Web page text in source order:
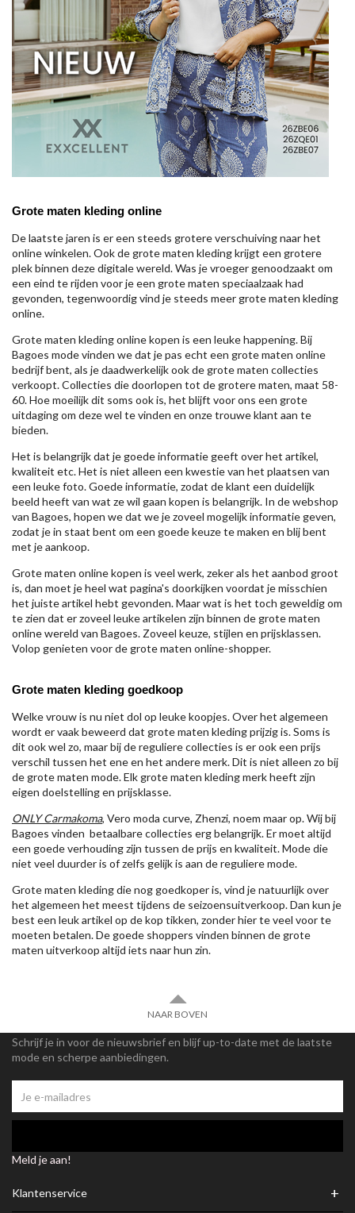
Grote maten kleding online
De laatste jaren is er een steeds grotere verschuiving naar het
online winkelen. Ook de grote maten kleding krijgt een grotere
plek binnen deze digitale wereld. Was je vroeger genoodzaakt om
een eind te rijden voor je een grote maten speciaalzaak had
gevonden, tegenwoordig vind je steeds meer grote maten kleding
online.
Grote maten kleding online kopen is een leuke happening. Bij
Bagoes mode vinden we dat je pas echt een grote maten online
bedrijf bent, als je daadwerkelijk ook de grote maten collecties
verkoopt. Collecties die doorlopen tot de grotere maten, maat 58-
60. Hoe moeilijk dit soms ook is, het blijft voor ons een grote
uitdaging om deze wel te vinden en onze trouwe klant aan te
bieden.
Het is belangrijk dat je goede informatie geeft over het artikel,
kwaliteit etc. Het is niet alleen een kwestie van het plaatsen van
een leuke foto. Goede informatie, zodat de klant een duidelijk
beeld heeft van wat ze wil gaan kopen is belangrijk. In de webshop
van Bagoes, hopen we dat we je zoveel mogelijk informatie geven,
zodat je in staat bent om een goede keuze te maken en blij bent
met je aankoop.
Grote maten online kopen is veel werk, zeker als het aanbod groot
is, dan moet je heel wat pagina's doorkijken voordat je misschien
het juiste artikel hebt gevonden. Maar wat is het toch geweldig om
te zien dat er zoveel leuke artikelen zijn binnen de grote maten
online wereld van Bagoes. Zoveel keuze, stijlen en prijsklassen.
Volop genieten voor de grote maten online-shopper.
Grote maten kleding goedkoop
Welke vrouw is nu niet dol op leuke koopjes. Over het algemeen
wordt er vaak beweerd dat grote maten kleding prijzig is. Soms is
dit ook wel zo, maar bij de reguliere collecties is er ook een prijs
verschil tussen het ene en het andere merk. Dit is niet alleen zo bij
de grote maten mode. Elk grote maten kleding merk heeft zijn
eigen doelstelling en prijsklasse.
ONLY Carmakoma, Vero moda curve, Zhenzi, noem maar op. Wij bij
Bagoes vinden betaalbare collecties erg belangrijk. Er moet altijd
een goede verhouding zijn tussen de prijs en kwaliteit. Mode die
niet veel duurder is of zelfs gelijk is aan de reguliere mode.
Grote maten kleding die nog goedkoper is, vind je natuurlijk over
het algemeen het meest tijdens de seizoensuitverkoop. Dan kun je
best een leuk artikel op de kop tikken, zonder hier te veel voor te
moeten betalen. De goede shoppers vinden binnen de grote
maten uitverkoop altijd iets naar hun zin.
NAAR BOVEN
Schrijf je in voor de nieuwsbrief en blijf up-to-date met de laatste
mode en scherpe aanbiedingen.
Meld je aan!
Klantenservice +